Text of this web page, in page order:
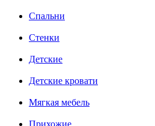
Cпальни
Стенки
Детские
Детские кровати
Мягкая мебель
Прихожие